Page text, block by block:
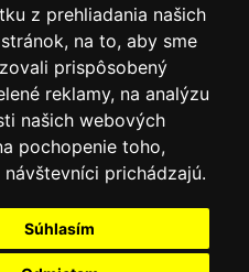
z prehliadania našich
na to, aby sme
prispôsobený
reklamy, na analýzu
našich webových
pochopenie toho,
prichádzajú.
Súhlasím
955 646
Všetky práva vyhradené.
je uvedené inak, nesmie byť
bez výslovného súhlasu
prezentovaných výrobkov
obchodnými známkami